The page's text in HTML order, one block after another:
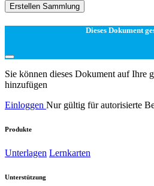
Erstellen Sammlung
Dieses Dokument
Sie können dieses Dokument auf Ihre
hinzufügen
Einloggen Nur gültig für autorisierte
Produkte
Unterlagen Lernkarten
Unterstützung